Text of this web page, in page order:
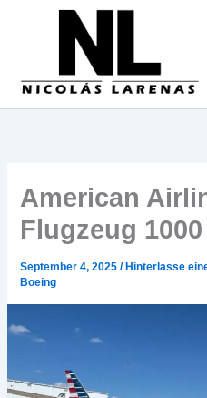
American
Flugzeug 1000
September 4, 2025/ Hinterlasse
Boeing